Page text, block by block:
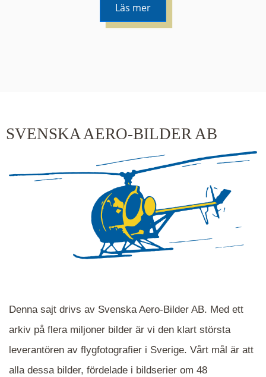
Läs mer
SVENSKA AERO-BILDER AB
Denna sajt drivs av Svenska Aero-Bilder AB. Med ett
arkiv på flera miljoner bilder är vi den klart största
leverantören av flygfotografier i Sverige. Vårt mål är att
alla dessa bilder, fördelade i bildserier om 48